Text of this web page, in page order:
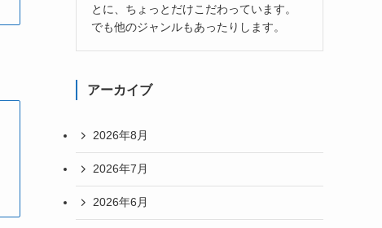
とに、ちょっとだけこだわっています。
でも他のジャンルもあったりします。
アーカイブ
2026年8月
2026年7月
2026年6月